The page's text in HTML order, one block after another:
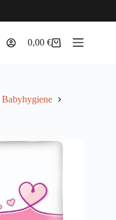
Warenkorb
0,00€
Babyhygiene